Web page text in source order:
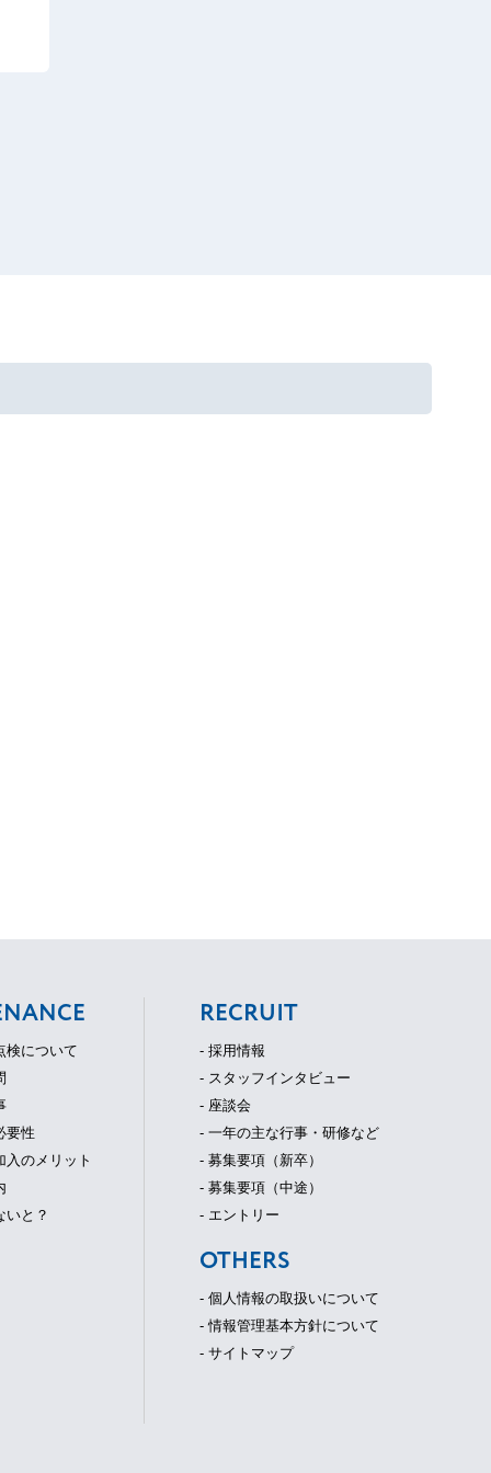
検について
要性
入のメリット
いと？
RECRUIT
- 採用情報
- スタッフインタビュー
- 座談会
- 一年の主な行事・研修など
- 募集要項（新卒）
- 募集要項（中途）
- エントリー
OTHERS
- 個人情報の取扱いについて
- 情報管理基本方針について
- サイトマップ